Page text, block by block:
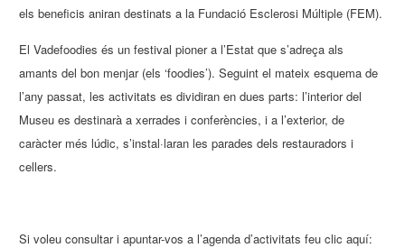
els beneficis aniran destinats a la Fundació Esclerosi Múltiple (FEM).
El Vadefoodies és un festival pioner a l’Estat que s’adreça als
amants del bon menjar (els ‘foodies’). Seguint el mateix esquema de
l’any passat, les activitats es dividiran en dues parts: l’interior del
Museu es destinarà a xerrades i conferències, i a l’exterior, de
caràcter més lúdic, s’instal·laran les parades dels restauradors i
cellers.
Si voleu consultar i apuntar-vos a l’agenda d’activitats feu clic aquí: